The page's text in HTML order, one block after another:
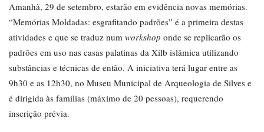
Amanhã, 29 de setembro, estarão em evidência novas memórias.
“Memórias Moldadas: esgrafitando padrões” é a primeira destas
atividades e que se traduz num workshop onde se replicarão os
padrões em uso nas casas palatinas da Xilb islâmica utilizando
substâncias e técnicas de então. A iniciativa terá lugar entre as
9h30 e as 12h30, no Museu Municipal de Arqueologia de Silves e
é dirigida às famílias (máximo de 20 pessoas), requerendo
inscrição prévia.